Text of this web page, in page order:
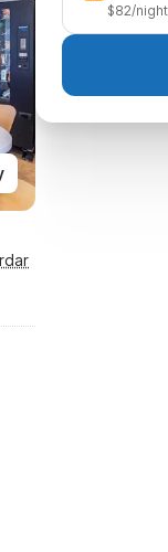
$82/night